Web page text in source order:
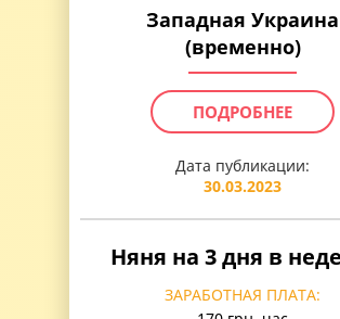
Западная Украина
(временно)
ПОДРОБНЕЕ
Дата публикации:
30.03.2023
Няня на 3 дня в
ЗАРАБОТНАЯ ПЛАТА: